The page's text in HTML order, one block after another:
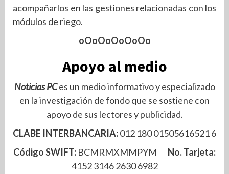
acompañarlos en las gestiones relacionadas con los
módulos de riego.
oOoOoOoOoOo
Apoyo al medio
Noticias PCes un medio informativo y especializado
en la investigación de fondo que se sostiene con
apoyo de sus lectores y publicidad.
CLABE INTERBANCARIA:012 180 01505616521 6
Código SWIFT: BCMRMXMMPYM No. Tarjeta:
4152 3146 2630 6982